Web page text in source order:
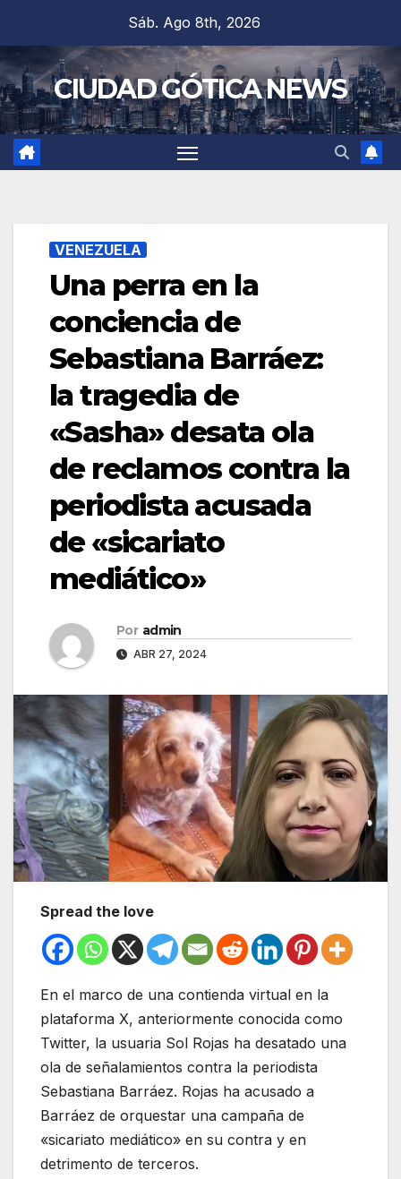
contenido
Sáb. Ago 8th, 2026
CIUDAD GÓTICA NEWS
VENEZUELA
Una perra en la
conciencia de
Sebastiana Barráez:
la tragedia de
«Sasha» desata ola
de reclamos contra la
periodista acusada
de «sicariato
mediático»
Por admin
ABR 27, 2024
Spread the love
En el marco de una contienda virtual en la
plataforma X, anteriormente conocida como
Twitter, la usuaria Sol Rojas ha desatado una
ola de señalamientos contra la periodista
Sebastiana Barráez. Rojas ha acusado a
Barráez de orquestar una campaña de
«sicariato mediático» en su contra y en
detrimento de terceros.